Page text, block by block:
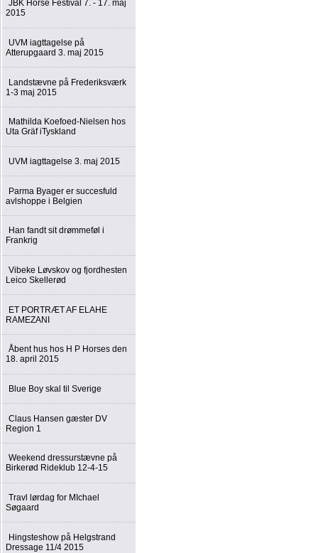
JBK Horse Festival 7. - 17. maj
2015
UVM iagttagelse på
Atterupgaard 3. maj 2015
Landstævne på Frederiksværk
1-3 maj 2015
Mathilda Koefoed-Nielsen hos
Uta Gräf iTyskland
UVM iagttagelse 3. maj 2015
Parma Byager er succesfuld
avlshoppe i Belgien
Han fandt sit drømmeføl i
Frankrig
Vibeke Løvskov og fjordhesten
Leico Skellerød
ET PORTRÆT AF ELAHE
RAMEZANI
Åbent hus hos H P Horses den
18. april 2015
Blue Boy skal til Sverige
Claus Hansen gæster DV
Region 1
Weekend dressurstævne på
Birkerød Rideklub 12-4-15
Travl lørdag for MIchael
Søgaard
Hingsteshow på Helgstrand
Dressage 11/4 2015